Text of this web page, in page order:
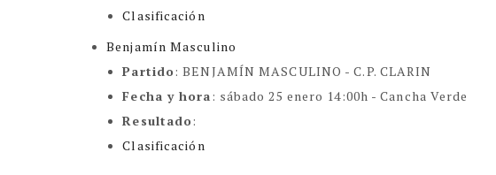
Clasificación
Benjamín Masculino
Partido: BENJAMÍN MASCULINO -C.P. CLARIN
Fecha y hora: sábado 25 enero 14:00h - Cancha Verde
Resultado:
Clasificación